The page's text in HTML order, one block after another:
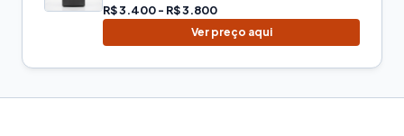
R$ 3.400 - R$ 3.800
Ver preço aqui